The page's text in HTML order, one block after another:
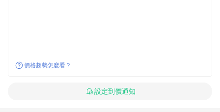
價格趨勢怎麼看？
設定到價通知